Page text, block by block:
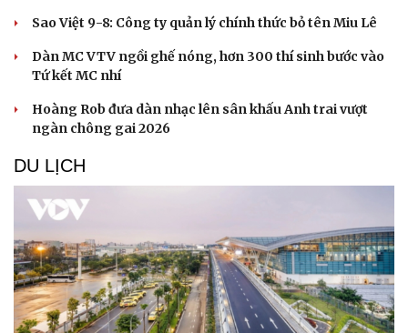
Sao Việt 9-8: Công ty quản lý chính thức bỏ tên Miu Lê
Dàn MC VTV ngồi ghế nóng, hơn 300 thí sinh bước vào
Tứ kết MC nhí
Hoàng Rob đưa dàn nhạc lên sân khấu Anh trai vượt
ngàn chông gai 2026
DU LỊCH